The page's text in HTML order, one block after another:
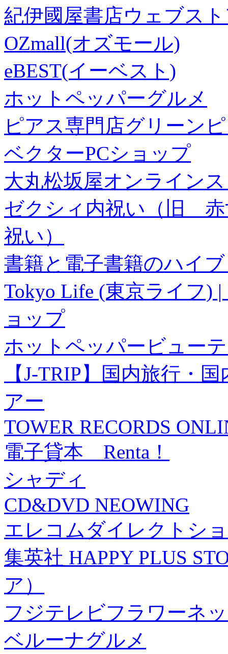
紀伊國屋書店ウェブス
OZmall(オズモール)
eBEST(イーベスト)
ホットペッパーグルメ
ピアス専門店グリーン
ベクターPCショップ
大丸松坂屋オンライン
ゼクシィ内祝い（旧 赤
祝い）
書籍と電子書籍のハイ
Tokyo Life (東京ライフ)
ョップ
ホットペッパービュー
【J-TRIP】国内旅行・
アー
TOWER RECORDS
電子貸本 Renta！
シャディ
CD&DVD NEOWING
エレコムダイレクトシ
集英社 HAPPY PLUS
ア）
フジテレビフラワーネ
ベルーナグルメ